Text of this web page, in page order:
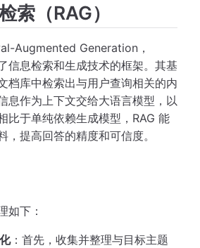
索（RAG）
Augmented Generation，
信息检索和生成技术的框架。其基
档库中检索出与用户查询相关的内
息作为上下文交给大语言模型，以
比于单纯依赖生成模型，RAG 能
，提高回答的精度和可信度。
如下：
：首先，收集并整理与目标主题